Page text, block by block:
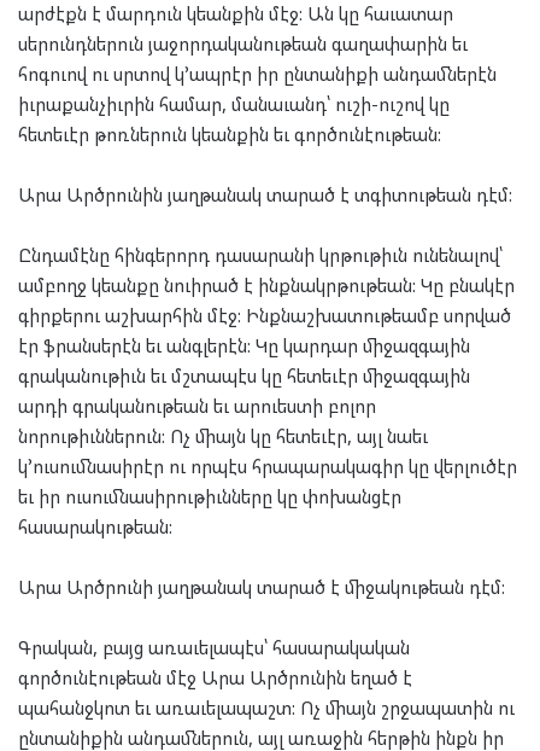
արժէքն է մարդուն կեանքին մէջ: Ան կը հաւատար
սերունդներուն յաջորդականութեան գաղափարին եւ
հոգուով ու սրտով կ՚ապրէր իր ընտանիքի անդամներէն
իւրաքանչիւրին համար, մանաւանդ՝ ուշի-ուշով կը
հետեւէր թոռներուն կեանքին եւ գործունէութեան:
Արա Արծրունին յաղթանակ տարած է տգիտութեան դէմ:
Ընդամէնը հինգերորդ դասարանի կրթութիւն ունենալով՝
ամբողջ կեանքը նուիրած է ինքնակրթութեան: Կը բնակէր
գիրքերու աշխարհին մէջ: Ինքնաշխատութեամբ սորված
էր ֆրանսերէն եւ անգլերէն: Կը կարդար միջազգային
գրականութիւն եւ մշտապէս կը հետեւէր միջազգային
արդի գրականութեան եւ արուեստի բոլոր
նորութիւններուն: Ոչ միայն կը հետեւէր, այլ նաեւ
կ՚ուսումնասիրէր ու որպէս հրապարակագիր կը վերլուծէր
եւ իր ուսումնասիրութիւնները կը փոխանցէր
հասարակութեան:
Արա Արծրունի յաղթանակ տարած է միջակութեան դէմ:
Գրական, բայց առաւելապէս՝ հասարակական
գործունէութեան մէջ Արա Արծրունին եղած է
պահանջկոտ եւ առաւելապաշտ: Ոչ միայն շրջապատին ու
ընտանիքին անդամներուն, այլ առաջին հերթին ինքն իր